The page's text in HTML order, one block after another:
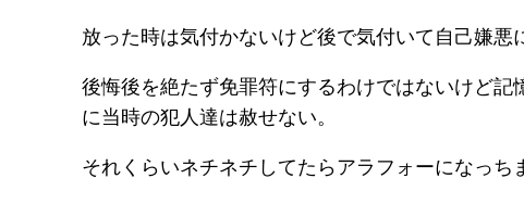
放った時は気付かないけど後で気付いて自己嫌悪
後悔後を絶たず免罪符にするわけではないけど
に当時の犯人達は赦せない。
それくらいネチネチしてたらアラフォーになっち